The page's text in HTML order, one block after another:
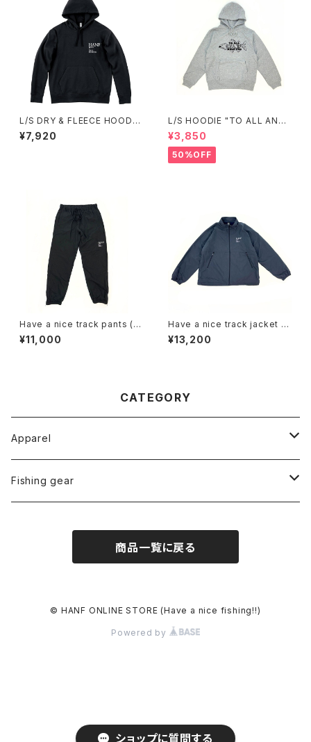
ショップに質問する
L/S DRY & FLEECE HOODY
”HANF LOGO”
¥7,920
L/S HOODIE "TO ALL ANGL
ERS"(GRAY)
¥3,850
50%OFF
Have a nice track pants (Bl
ack)
¥11,000
Have a nice track jacket (B
lue)
¥13,200
CATEGORY
Apparel
Tops
Fishing gear
商品一覧に戻る
© HANF ONLINE STORE (Have a nice fishing!!)
Powered by